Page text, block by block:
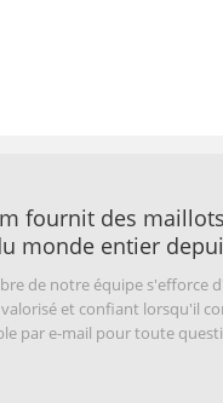
fournit des
monde entier
de notre équipe s'efforce
et confiant lorsqu'il
par e-mail pour toute